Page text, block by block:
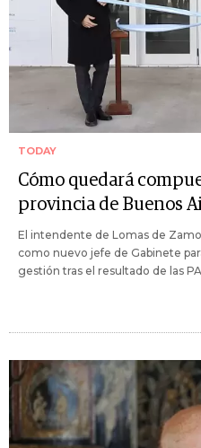
TODAY
Cómo quedará
provincia de Buenos
El intendente de Lomas de
como nuevo jefe de Gabinete
gestión tras el resultado de las